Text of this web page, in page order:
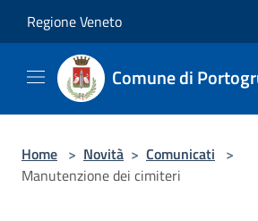
Regione Veneto
Comune di
Home > Novità > Comunicati >
Manutenzione dei cimiteri